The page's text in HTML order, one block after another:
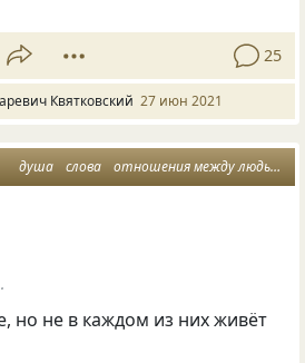
25
Квятковский 27 июн 2021
душа слова отношения между людьми
но не в каждом из них живёт